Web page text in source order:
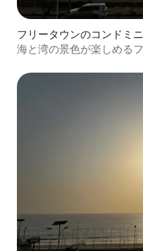
フリータウンのコンドミ
海と湾の景色が楽しめる